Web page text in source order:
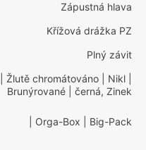
Zápustná hlava
Křížová drážka PZ
Plný závit
| Žlutě chromátováno | Nikl
Brunýrované | černá, Zinek
| Orga-Box | Big-Pack